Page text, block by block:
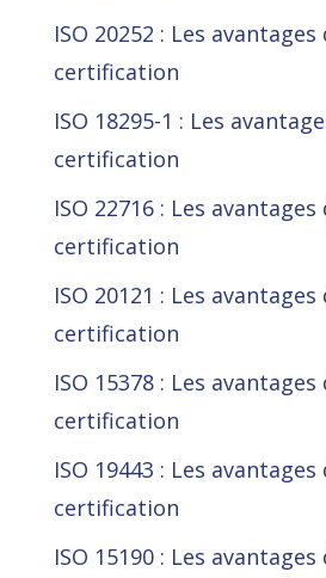
ISO 20252 : Les avantages
certification
ISO 18295-1 : Les
certification
ISO 22716 : Les avantages
certification
ISO 20121 : Les avantages
certification
ISO 15378 : Les avantages
certification
ISO 19443 : Les avantages
certification
ISO 15190 : Les avantages